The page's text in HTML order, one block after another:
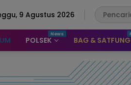
9 Agustus 2026
POLSEK BAG & SATFUNG